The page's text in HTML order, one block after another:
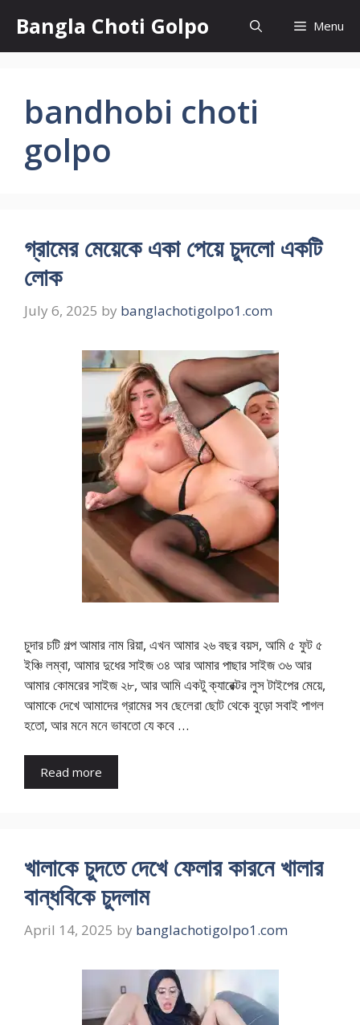
content
Bangla Choti Golpo Menu
bandhobi choti
golpo
গ্রামের মেয়েকে একা পেয়ে চুদলো একটি
লোক
July 6, 2025 by banglachotigolpo1.com
চুদার চটি গল্প আমার নাম রিয়া, এখন আমার ২৬ বছর বয়স, আমি ৫ ফুট ৫
ইঞ্চি লম্বা, আমার দুধের সাইজ ৩৪ আর আমার পাছার সাইজ ৩৬ আর
আমার কোমরের সাইজ ২৮, আর আমি একটু ক্যারেক্টর লুস টাইপের মেয়ে,
আমাকে দেখে আমাদের গ্রামের সব ছেলেরা ছোট থেকে বুড়ো সবাই পাগল
হতো, আর মনে মনে ভাবতো যে কবে …
Read more
খালাকে চুদতে দেখে ফেলার কারনে খালার
বান্ধবিকে চুদলাম
April 14, 2025 by banglachotigolpo1.com